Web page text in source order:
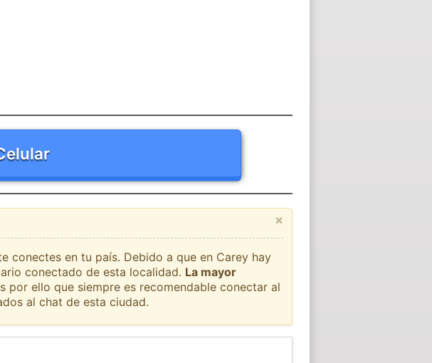
×
conectes en tu país. Debido a que en Carey hay
conectado de esta localidad. La mayor
por ello que siempre es recomendable conectar al
al chat de esta ciudad.